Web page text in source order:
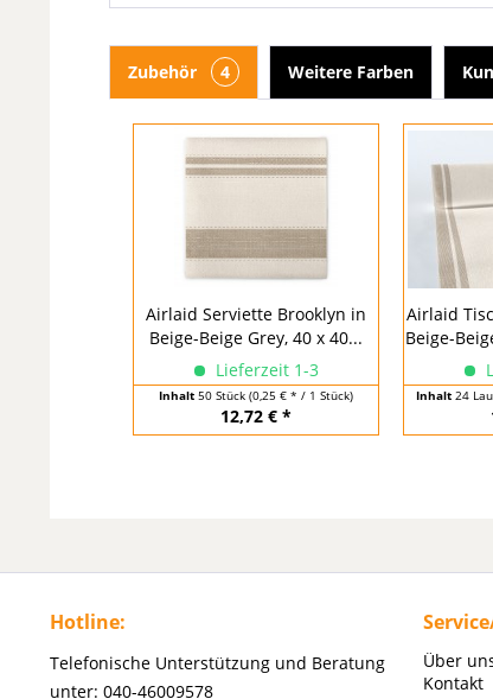
Zubehör 4 Weitere Farben
Airlaid Serviette Brooklyn in
Beige-Beige Grey, 40 x 40...
Lieferzeit 1-3
Inhalt 50 Stück (0,25 € * / 1 Stück)
12,72 € *
Airlaid
Beige-
Inhalt 24
Hotline:
Telefonische Unterstützung und Beratung
unter: 040-46009578
Über
Kontakt